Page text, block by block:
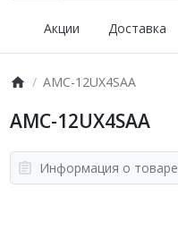
Акции Доставка
AMC-12UX4SAA
AMC-12UX4SAA
Информация о товаре